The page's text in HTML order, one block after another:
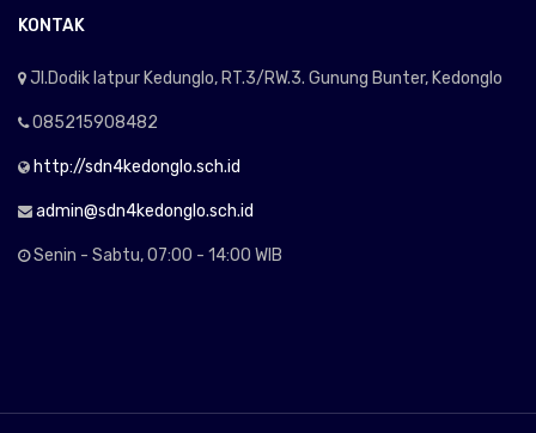
KONTAK
Jl.Dodik latpur Kedunglo, RT.3/RW.3. Gunung Bunter, Kedonglo
085215908482
http://sdn4kedonglo.sch.id
admin@sdn4kedonglo.sch.id
Senin - Sabtu, 07:00 - 14:00 WIB